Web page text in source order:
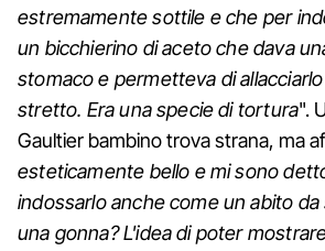
estremamente sottile e che per
un bicchierino di aceto che dava
stomaco e permetteva di
stretto. Era una specie di tortura".
Gaultier bambino trova strana, ma
esteticamente bello e mi sono
indossarlo anche come un abito
una gonna? L'idea di poter